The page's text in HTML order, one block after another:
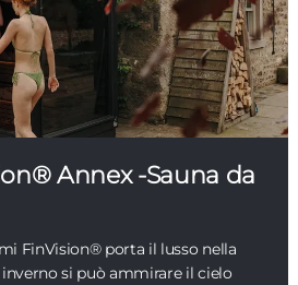
Annex -Sauna da
FinVision® porta il lusso nella
si può ammirare il cielo